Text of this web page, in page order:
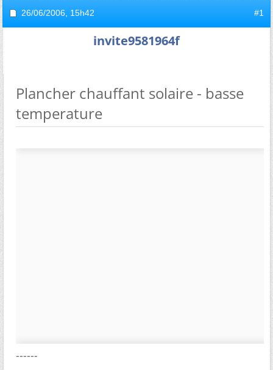
26/06/2006, 15h42 #1
invite9581964f
Plancher chauffant solaire - basse
temperature
------